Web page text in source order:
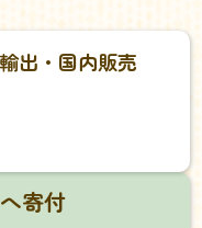
出・国内販売
寄付